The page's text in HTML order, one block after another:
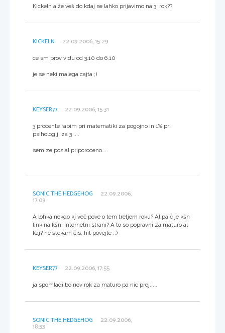
Kickeln a že veš do kdaj se lahko prijavimo na 3. rok??
KICKELN 22.09.2006, 15:29
ce sm prov vidu od 3.10 do 6.10
je se neki malega cajta ;)
KEYSER77 22.09.2006, 15:31
3 procente rabim pri matematiki za pogojno in 1% pri
psihologiji za 3 ....
sem ze poslal priporoceno....
SONIC THE HEDGEHOG 22.09.2006,
17:09
A lohka nekdo kj več pove o tem tretjem roku? Al pa č je kšn
link na kšni internetni strani? A to so popravni za maturo al
kaj? ne štekam čis, hit povejte ::)
KEYSER77 22.09.2006, 17:55
ja spomladi bo nov rok za maturo pa nic prej.....
SONIC THE HEDGEHOG 22.09.2006,
18:33